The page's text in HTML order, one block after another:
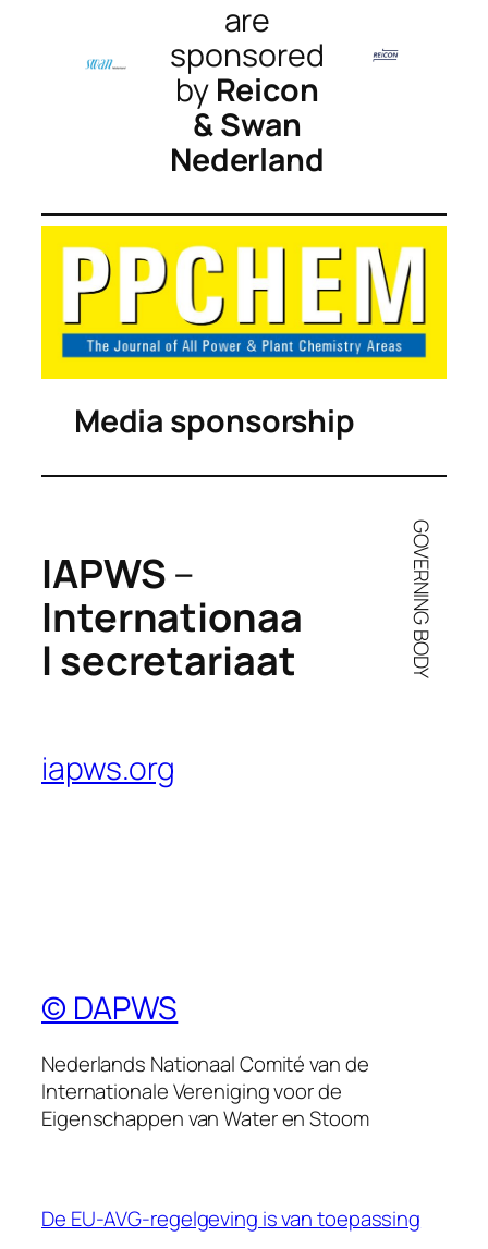
are
sponsored
by Reicon
& Swan
Nederland
Media sponsorship
IAPWS–
Internationaa
l secretariaat
iapws.org
GOVERNING BODY
© DAPWS
Nederlands Nationaal Comité van de
Internationale Vereniging voor de
Eigenschappen van Water en Stoom
De EU-AVG-regelgeving is van toepassing